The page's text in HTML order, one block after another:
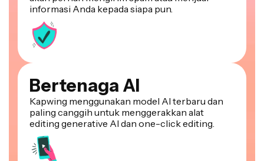
Bertenaga AI
Kapwing menggunakan model AI terbaru dan
paling canggih untuk menggerakkan alat
editing generative AI dan one-click editing.